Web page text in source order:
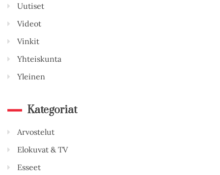
Uutiset
Videot
Vinkit
Yhteiskunta
Yleinen
Kategoriat
Arvostelut
Elokuvat & TV
Esseet